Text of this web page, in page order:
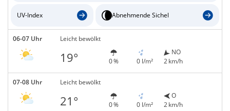
UV-Index Abnehmende Sichel
06-07 Uhr Leicht bewölkt
19° 0 % 0 l/m²
NO
2 km/h
07-08 Uhr Leicht bewölkt
21° 0 % 0 l/m²
O
2 km/h